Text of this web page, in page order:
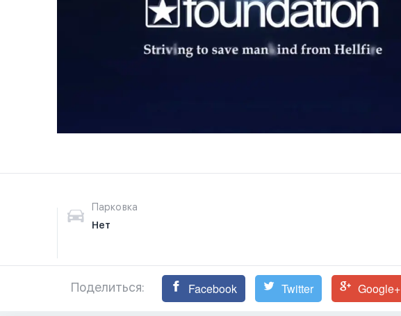
Парковка
Нет
Поделиться: Facebook Twitter Google+